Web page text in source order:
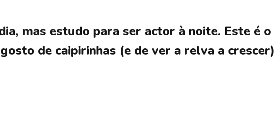
mas estudo para ser actor à noite. Este é
de caipirinhas (e de ver a relva a